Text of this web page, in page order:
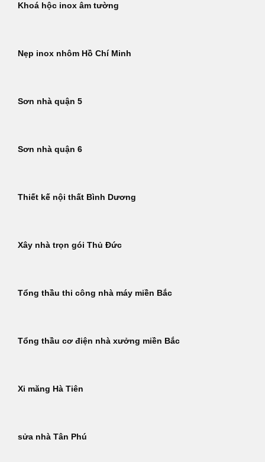
Khoá hộc inox âm tường
Nẹp inox nhôm Hồ Chí Minh
Sơn nhà quận 5
Sơn nhà quận 6
Thiết kế nội thất Bình Dương
Xây nhà trọn gói Thủ Đức
Tổng thầu thi công nhà máy miền Bắc
Tổng thầu cơ điện nhà xưởng miền Bắc
Xi măng Hà Tiên
sửa nhà Tân Phú